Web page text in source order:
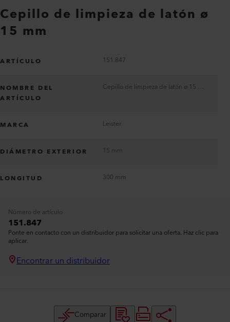
Cepillo de limpieza de latón ø
15 mm
ARTÍCULO 151.847
NOMBRE DEL
ARTÍCULO
MARCA Leister
DIÁMETRO EXTERIOR 15 mm
LONGITUD 300 mm
Número de artículo
151.847
Ponte en contacto con un distribuidor para solicitar una oferta. Haz clic para
aplicar.
Encontrar un distribuidor
Comparar